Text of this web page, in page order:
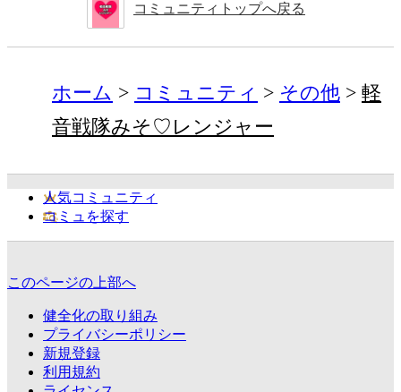
コミュニティトップへ戻る
ホーム コミュニティ その他
軽
音戦隊みそ♡レンジャー
人気コミュニティ
コミュを探す
このページの上部へ
健全化の取り組み
プライバシーポリシー
新規登録
利用規約